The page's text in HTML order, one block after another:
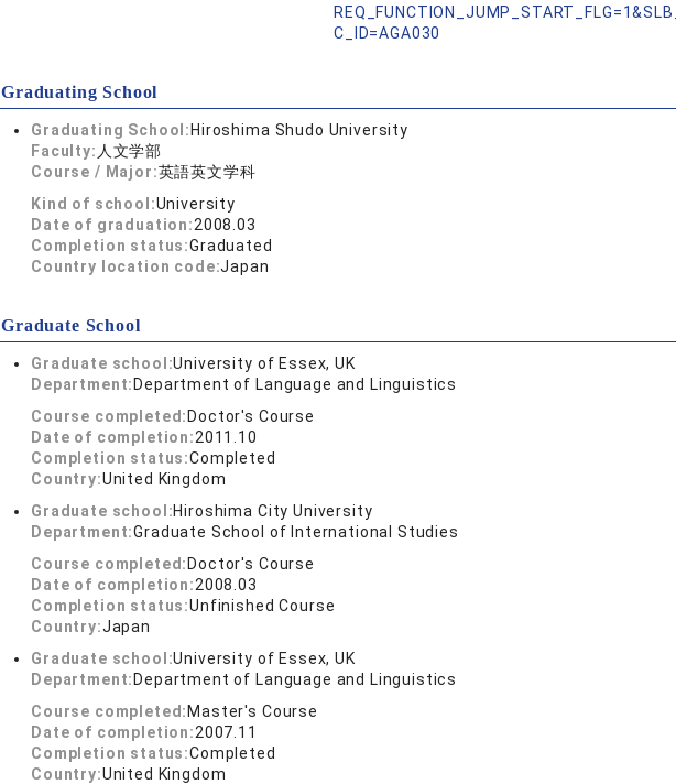
C_ID=AGA030
Graduating School
Graduating School: Hiroshima Shudo University
Faculty: 人文学部
Course / Major:英語英文学科
Kind of school:University
Date of graduation:2008.03
Completion status:Graduated
Country location code:Japan
Graduate School
Graduate school:University of Essex, UK
Department: Department of Language and Linguistics
Course completed: Doctor's Course
Date of completion:2011.10
Completion status:Completed
Country:United Kingdom
Graduate school:Hiroshima City University
Department:Graduate School of International Studies
Course completed: Doctor's Course
Date of completion:2008.03
Completion status:Unfinished Course
Country:Japan
Graduate school:University of Essex, UK
Department: Department of Language and Linguistics
Course completed: Master's Course
Date of completion:2007.11
Completion status:Completed
Country:United Kingdom